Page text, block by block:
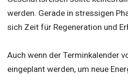
werden. Gerade in stressigen
sich Zeit für Regeneration und
Auch wenn der Terminkalender
eingeplant werden, um neue